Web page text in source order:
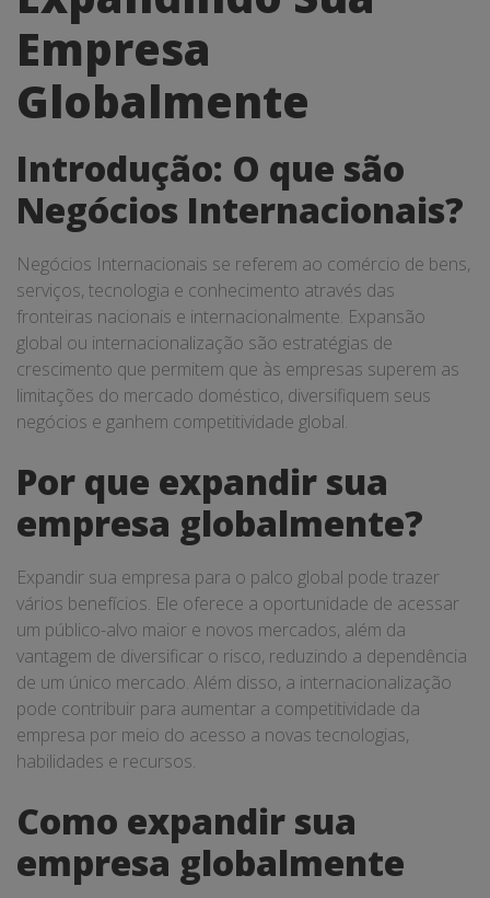
Empresa
Globalmente
Introdução: O que são
Negócios Internacionais?
Negócios Internacionais se referem ao comércio de bens,
serviços, tecnologia e conhecimento através das
fronteiras nacionais e internacionalmente. Expansão
global ou internacionalização são estratégias de
crescimento que permitem que às empresas superem as
limitações do mercado doméstico, diversifiquem seus
negócios e ganhem competitividade global.
Por que expandir sua
empresa globalmente?
Expandir sua empresa para o palco global pode trazer
vários benefícios. Ele oferece a oportunidade de acessar
um público-alvo maior e novos mercados, além da
vantagem de diversificar o risco, reduzindo a dependência
de um único mercado. Além disso, a internacionalização
pode contribuir para aumentar a competitividade da
empresa por meio do acesso a novas tecnologias,
habilidades e recursos.
Como expandir sua
empresa globalmente